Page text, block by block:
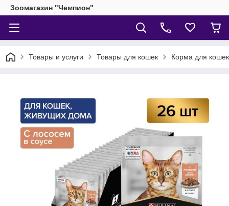
Зоомагазин "Чемпион"
Товары и услуги Товары для кошек Корма для кошек